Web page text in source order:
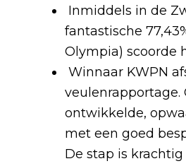
Inmiddels in de
fantastische
Olympia) scoorde
Winnaar KWPN
veulenrapportage.
ontwikkelde,
met een goed
De stap is